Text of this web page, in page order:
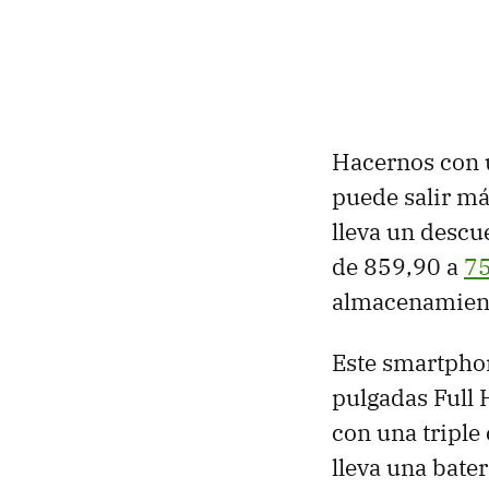
Hacernos
puede salir
lleva un
de 859,90 a
Este
pulgadas Full
con una triple
lleva una